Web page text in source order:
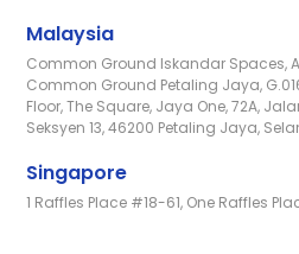
Malaysia
Common Ground Iskandar Spaces,
Common Ground Petaling Jaya,
Floor, The Square, Jaya One, 72A,
Seksyen 13, 46200 Petaling Jaya,
Singapore
1 Raffles Place #18-61, One Raffles